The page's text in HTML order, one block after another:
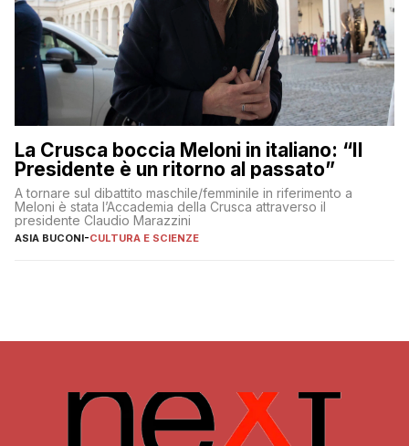
La Crusca boccia Meloni in italiano: “Il
Presidente è un ritorno al passato”
A tornare sul dibattito maschile/femminile in riferimento a
Meloni è stata l’Accademia della Crusca attraverso il
presidente Claudio Marazzini
ASIA BUCONI-CULTURA E SCIENZE